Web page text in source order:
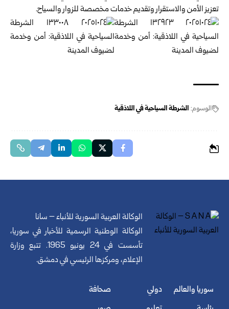
تعزيز الأمن والاستقرار وتقديم خدمات مخصصة للزوار والسياح.
الوسوم: الشرطة السياحية في اللاذقية
الوكالة العربية السورية للأنباء – سانا
الوكالة الوطنية الرسمية للأخبار في سوريا،
تأسست في 24 يونيو 1965. تتبع وزارة
الإعلام، ومركزها الرئيسي في دمشق.
سوريا والعالم
دولي
صحافة